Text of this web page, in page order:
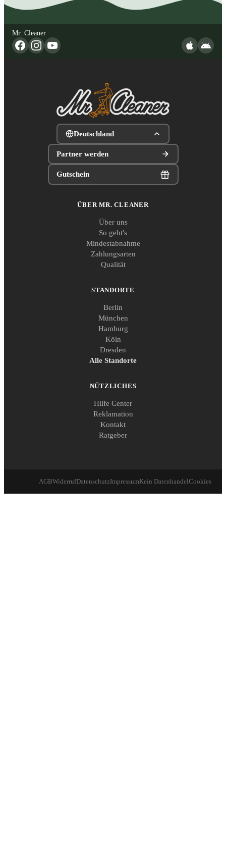
Mr. Cleaner
Deutschland
Partner werden
Gutschein
ÜBER MR. CLEANER
Über uns
So geht's
Mindestabnahme
Zahlungsarten
Qualität
STANDORTE
Berlin
München
Hamburg
Köln
Dresden
Alle Standorte
NÜTZLICHES
Hilfe Center
Reklamation
Kontakt
Ratgeber
AGBWiderrufDatenschutzImpressumKein DatenhandelCookies